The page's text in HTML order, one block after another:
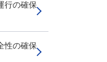
行の確保
性の確保